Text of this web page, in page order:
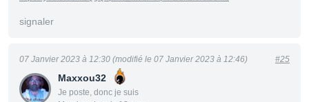
signaler
Maxxou32
Je poste, donc je suis
07 Janvier 2023 à 12:30 (modifié le 07 Janvier 2023 à 12:46) #25